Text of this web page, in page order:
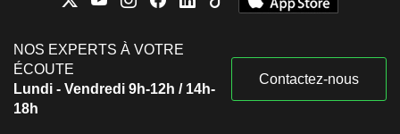
NOS EXPERTS À VOTRE
ÉCOUTE
Lundi - Vendredi 9h-12h / 14h-
18h
Contactez-nous